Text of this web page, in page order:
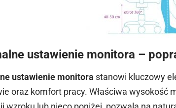
ustawienie monitora –
ustawienie monitora stanowi kluczowy
oraz komfort pracy. Właściwa wysokość